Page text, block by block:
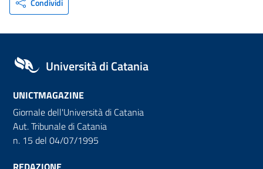
Condividi
Università di Catania
UNICTMAGAZINE
Giornale dell'Università di Catania
Aut. Tribunale di Catania
n. 15 del 04/07/1995